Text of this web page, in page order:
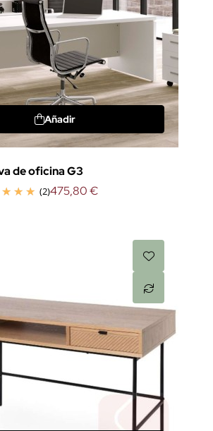
Añadir
Mesa ejecutiva de oficina G3
(2)475,80 €